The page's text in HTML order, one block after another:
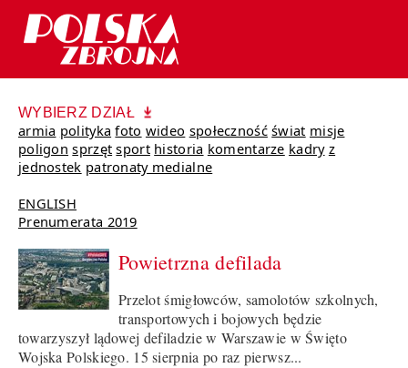
WYBIERZ DZIAŁ
armia polityka foto wideo społeczność świat misje
poligon sprzęt sport historia komentarze kadry z
jednostek patronaty medialne
ENGLISH
Prenumerata 2019
Powietrzna defilada
Przelot śmigłowców, samolotów szkolnych,
transportowych i bojowych będzie
towarzyszył lądowej defiladzie w Warszawie w Święto
Wojska Polskiego. 15 sierpnia po raz pierwsz...